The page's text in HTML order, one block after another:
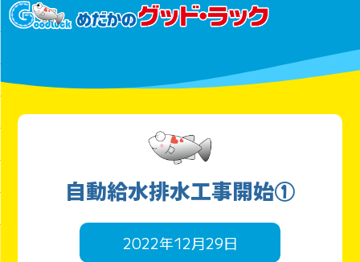
自動給水排水工事開始①
2022年12月29日